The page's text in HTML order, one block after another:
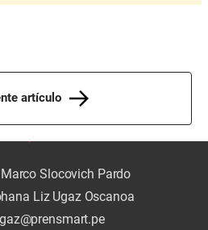
artículo
Slocovich Pardo
Liz Ugaz Oscanoa